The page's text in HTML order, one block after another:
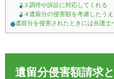
3.3 調停や訴訟に対応してくれる
3.4遺留分の侵害額を考慮したう
4遺留分を侵害されたときには弁護士
遺留分侵害額請求